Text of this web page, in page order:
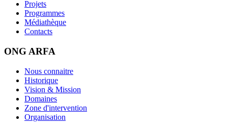
Projets
Programmes
Médiathèque
Contacts
ONG ARFA
Nous connaitre
Historique
Vision & Mission
Domaines
Zone d'intervention
Organisation